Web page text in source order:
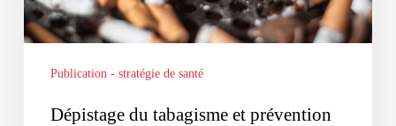
maladies
liées
Publication - stratégie de santé
Dépistage du tabagisme et prévention